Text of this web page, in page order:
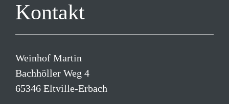
Kontakt
Weinhof Martin
Bachhöller Weg 4
65346 Eltville-Erbach